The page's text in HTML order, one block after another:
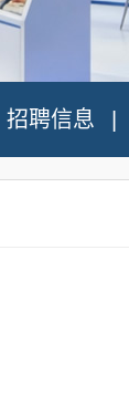
招聘信息